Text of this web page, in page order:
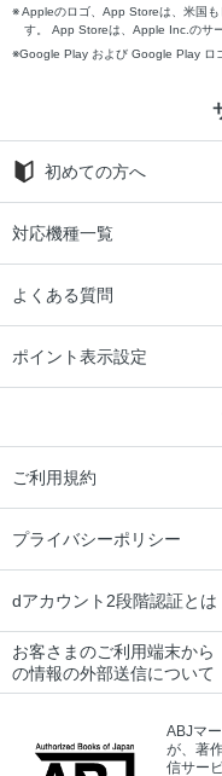
Appleのロゴ、App Storeは、米国
す。 App Storeは、Apple Inc.のサ
Google Play および Google Play ロ
初めての方へ
対応機種一覧
よくある質問
ポイント表示設定
ご利用規約
プライバシーポリシー
dアカウント2段階認証とは
お客さまのご利用端末から
の情報の外部送信について
ABJマ
が、著
信サー